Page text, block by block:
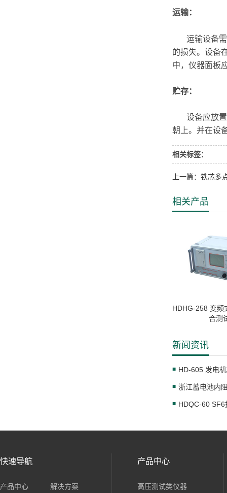
运输：
运输设备需
的损失。设备
中，仪器面板
贮存：
设备应放置
朝上。并在设
相关标签：
上一篇：铁芯多
相关产品
HDHG-258 变频
合测
新闻资讯
HD-605 发电
HDQC-60
快速导航
产品中心 解决方案
产品中心
高压测试类仪器